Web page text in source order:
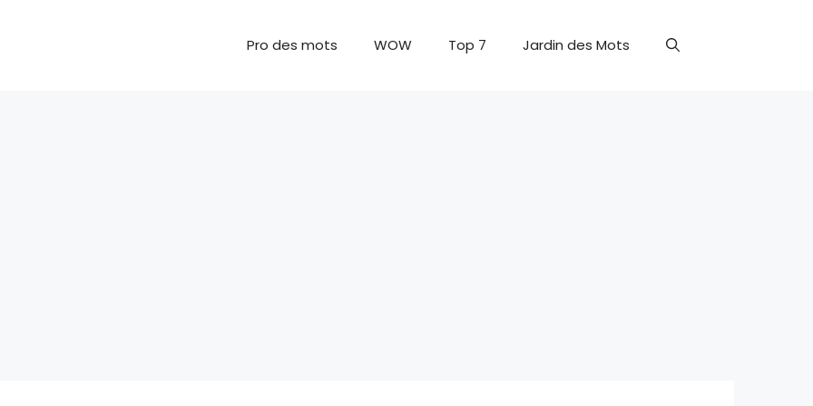
Pro des mots WOW Top 7 Jardin des Mots